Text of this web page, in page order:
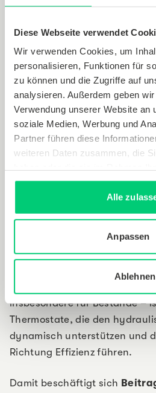
Diese Webseite verwendet
Wir verwenden Cookies, um
personalisieren, Funktionen für
zu können und die Zugriffe auf
analysieren. Außerdem geben
Verwendung unserer Website an
soziale Medien, Werbung und
Partner führen diese
weiteren Daten zusammen, die
gesammelt haben.
Alle
Anpassen
Ablehnen
machen.
Ein Monitoring allein senkt
Energieverbräuche. Es legt
warum Ineffizienzen vorliegen
Maßnahmen realistisch
es die unverzichtbare erste
Optimierungsstrategie: Ohne
jede nachgelagerte
weiterentwickeln. Monitoring
Ausgangspunkt. In einem
die Frage, wie auf Basis
oder adaptive
insbesondere für Bestände –
Thermostate, die den
dynamisch unterstützen und
Richtung Effizienz führen.
Damit beschäftigt sich